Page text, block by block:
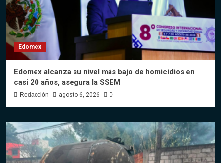
Edomex
Edomex alcanza su nivel más bajo de homicidios en
casi 20 años, asegura la SSEM
Redacción agosto 6, 2026 0